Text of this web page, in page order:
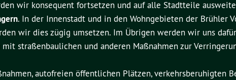
wir konsequent fortsetzen und auf alle Stadtteile
. In der Innenstadt und in den Wohngebieten der Brühler
wir dies zügig umsetzen. Im Übrigen werden wir uns
straßenbaulichen und anderen Maßnahmen zur
autofreien öffentlichen Plätzen, verkehrsberuhigten